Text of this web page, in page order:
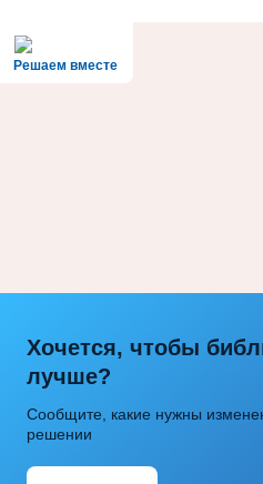
Решаем вместе
Хочется, чтобы
лучше?
Сообщите, какие нужны
решении